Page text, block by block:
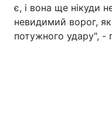
є, і вона ще нікуди
невидимий ворог,
потужного удару", -